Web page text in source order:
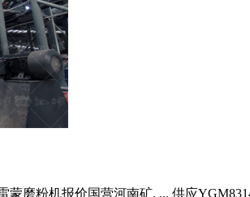
蒙磨粉机报价国营河南矿. ... 供应